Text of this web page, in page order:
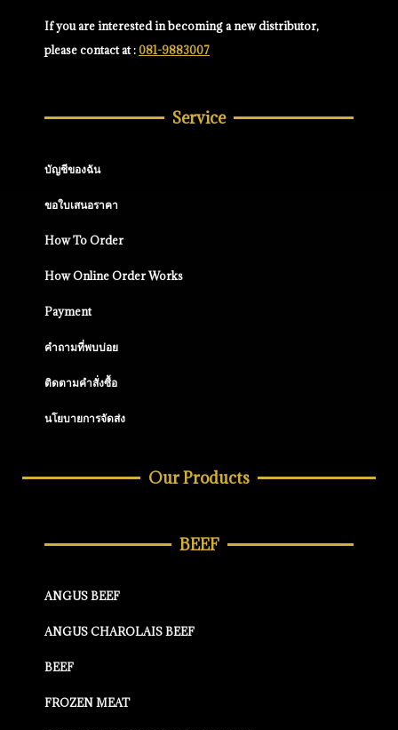
If you are interested in becoming a new distributor,
please contact at :081-9883007
Service
บัญชีของฉัน
ขอใบเสนอราคา
How To Order
How Online Order Works
Payment
คำถามที่พบบ่อย
ติดตามคำสั่งซื้อ
นโยบายการจัดส่ง
Our Products
BEEF
ANGUS BEEF
ANGUS CHAROLAIS BEEF
BEEF
FROZEN MEAT